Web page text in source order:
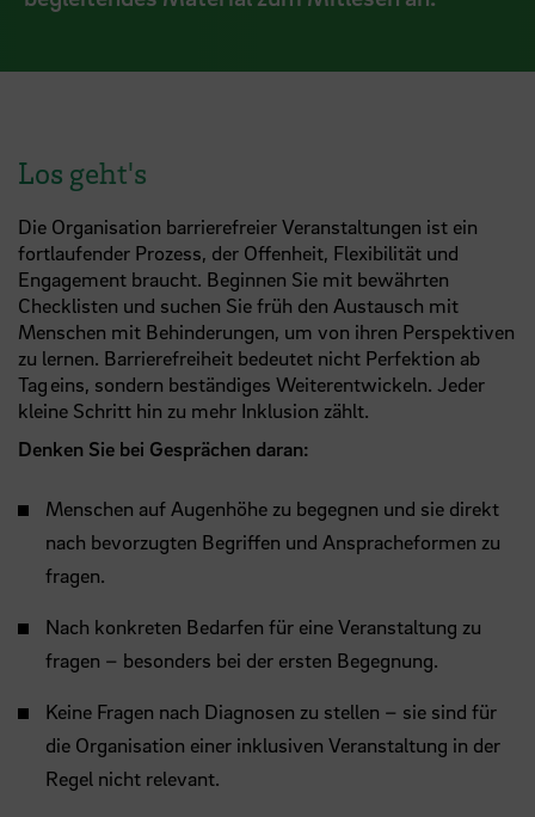
Los geht's
Die Organisation barrierefreier Veranstaltungen ist ein
fortlaufender Prozess, der Offenheit, Flexibilität und
Engagement braucht. Beginnen Sie mit bewährten
Checklisten und suchen Sie früh den Austausch mit
Menschen mit Behinderungen, um von ihren Perspektiven
zu lernen. Barrierefreiheit bedeutet nicht Perfektion ab
Tag eins, sondern beständiges Weiterentwickeln. Jeder
kleine Schritt hin zu mehr Inklusion zählt.
Denken Sie bei Gesprächen daran:
Menschen auf Augenhöhe zu begegnen und sie direkt
nach bevorzugten Begriffen und Anspracheformen zu
fragen.
Nach konkreten Bedarfen für eine Veranstaltung zu
fragen – besonders bei der ersten Begegnung.
Keine Fragen nach Diagnosen zu stellen – sie sind für
die Organisation einer inklusiven Veranstaltung in der
Regel nicht relevant.